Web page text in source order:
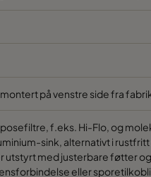
1592
1592
på venstre side fra
f.eks. Hi-Flo, og
sink, alternativt i rustfritt
utstyrt med justerbare føtter
eller